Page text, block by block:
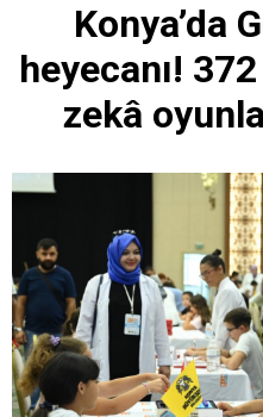
Konya’da
heyecanı!
zekâ